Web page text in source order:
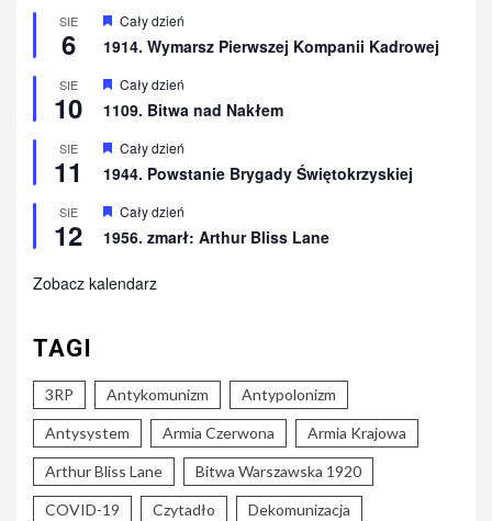
SIE
6
Wyróżnione
Cały dzień
1914. Wymarsz Pierwszej Kompanii Kadrowej
SIE
10
Wyróżnione
Cały dzień
1109. Bitwa nad Nakłem
SIE
11
Wyróżnione
Cały dzień
1944. Powstanie Brygady Świętokrzyskiej
SIE
12
Wyróżnione
Cały dzień
1956. zmarł: Arthur Bliss Lane
Zobacz kalendarz
TAGI
3RP Antykomunizm Antypolonizm
Antysystem Armia Czerwona Armia Krajowa
Arthur Bliss Lane Bitwa Warszawska 1920
COVID-19 Czytadło Dekomunizacja